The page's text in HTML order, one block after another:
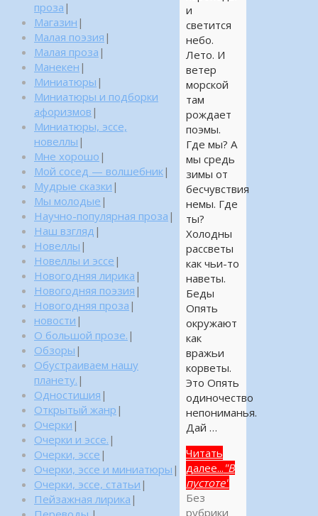
и
светится
небо.
Лето. И
ветер
морской
там
рождает
поэмы.
Где мы? А
мы средь
зимы от
бесчувствия
немы. Где
ты?
Холодны
рассветы
как чьи-то
наветы.
Беды
Опять
окружают
как
вражьи
корветы.
Это Опять
одиночество
непониманья.
Дай …
Читать
далее... "В
пустоте"
Без
рубрики
проза |
Магазин |
Малая поэзия |
Малая проза |
Манекен |
Миниатюры |
Миниатюры и подборки
афоризмов |
Миниатюры, эссе,
новеллы |
Мне хорошо |
Мой сосед — волшебник|
Мудрые сказки |
Мы молодые |
Научно-популярная проза |
Наш взгляд |
Новеллы |
Новеллы и эссе |
Новогодняя лирика |
Новогодняя поэзия |
Новогодняя проза |
новости |
О большой прозе. |
Обзоры |
Обустраиваем нашу
планету. |
Одностишия |
Открытый жанр |
Очерки |
Очерки и эссе. |
Очерки, эссе |
Очерки, эссе и миниатюры |
Очерки, эссе, статьи |
Пейзажная лирика |